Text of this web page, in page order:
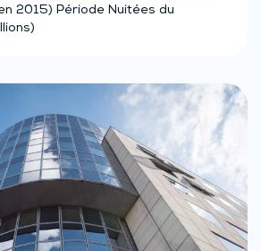
2015) Période Nuitées du